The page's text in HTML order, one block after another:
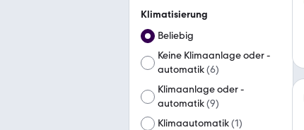
Klimatisierung
Beliebig
Keine Klimaanlage oder -
automatik(6)
Klimaanlage oder -
automatik(9)
Klimaautomatik(1)